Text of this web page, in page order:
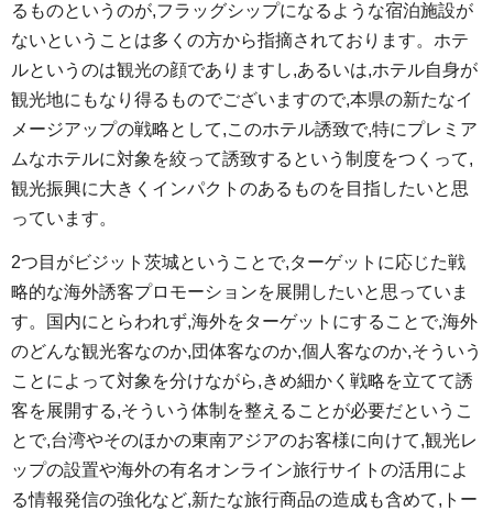
るものというのが,フラッグシップになるような宿泊施設が
ないということは多くの方から指摘されております。ホテ
ルというのは観光の顔でありますし,あるいは,ホテル自身が
観光地にもなり得るものでございますので,本県の新たなイ
メージアップの戦略として,このホテル誘致で,特にプレミア
ムなホテルに対象を絞って誘致するという制度をつくって,
観光振興に大きくインパクトのあるものを目指したいと思
っています。
2つ目がビジット茨城ということで,ターゲットに応じた戦
略的な海外誘客プロモーションを展開したいと思っていま
す。国内にとらわれず,海外をターゲットにすることで,海外
のどんな観光客なのか,団体客なのか,個人客なのか,そういう
ことによって対象を分けながら,きめ細かく戦略を立てて誘
客を展開する,そういう体制を整えることが必要だというこ
とで,台湾やそのほかの東南アジアのお客様に向けて,観光レ
ップの設置や海外の有名オンライン旅行サイトの活用によ
る情報発信の強化など,新たな旅行商品の造成も含めて,トー